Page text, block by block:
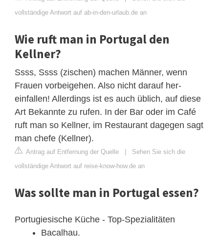
vollständige Antwort auf ab-in-den-urlaub.de an
Wie ruft man in Portugal den
Kellner?
Ssss, Ssss (zischen) machen Männer, wenn
Frauen vorbeigehen. Also nicht darauf her-
einfallen! Allerdings ist es auch üblich, auf diese
Art Bekannte zu rufen. In der Bar oder im Café
ruft man so Kellner, im Restaurant dagegen sagt
man chefe (Kellner).
Antrag auf Entfernung der Quelle | Sehen Sie sich die
vollständige Antwort auf reise-know-how.de an
Was sollte man in Portugal essen?
Portugiesische Küche - Top-Spezialitäten
Bacalhau.